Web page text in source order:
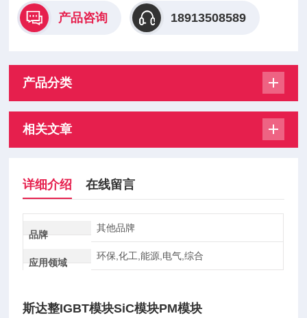
产品咨询 18913508589
产品分类
相关文章
详细介绍 在线留言
品牌
其他品牌
应用领域
环保,化工,能源,电气,综合
斯达整IGBT模块SiC模块PM模块